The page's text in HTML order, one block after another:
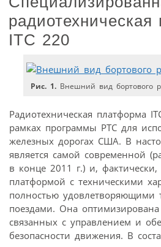
ITC 220
Рис. 1. Внешний вид бортового
Радиотехническая платформа
рамках программы PTC для
железных дорогах США. В
является самой современной
в конце 2011 г.) и, фактически,
платформой с техническими
полностью удовлетворяющими
поездами. Она
связанных с управлением и
безопасности движения. В